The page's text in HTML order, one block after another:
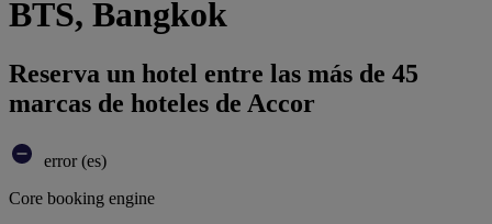
BTS, Bangkok
Reserva un hotel entre las más de 45
marcas de hoteles de Accor
error (es)
Core booking engine